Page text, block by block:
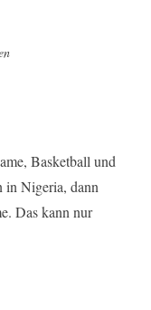
Basketball und
in Nigeria, dann
Das kann nur